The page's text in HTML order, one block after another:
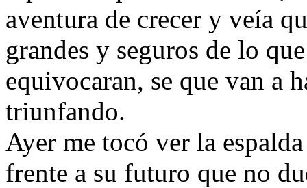
aventura de crecer y veía
grandes y seguros de lo
equivocaran, se que van a
triunfando.
Ayer me tocó ver la
frente a su futuro que no